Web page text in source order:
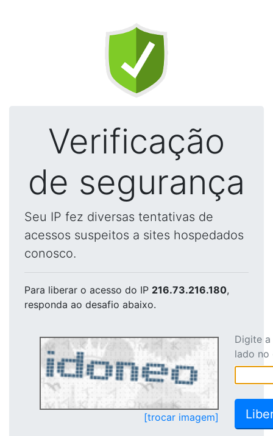
Verificação
de segurança
Seu IP fez diversas tentativas de
acessos suspeitos a sites hospedados
conosco.
Para liberar o acesso do IP 216.73.216.180,
responda ao desafio abaixo.
[trocar imagem]
Digite
lado no